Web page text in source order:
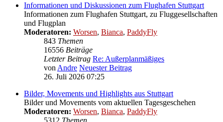
Informationen und Diskussionen zum Flughafen Stuttgart
Informationen zum Flughafen Stuttgart, zu Fluggesellschaften
und Flugplan
Moderatoren: Worsen, Bianca, PaddyFly
843 Themen
16556 Beiträge
Letzter Beitrag Re: Außerplanmäßiges
von Andre Neuester Beitrag
26. Juli 2026 07:25
Bilder, Movements und Highlights aus Stuttgart
Bilder und Movements vom aktuellen Tagesgeschehen
Moderatoren: Worsen, Bianca, PaddyFly
5312 Themen